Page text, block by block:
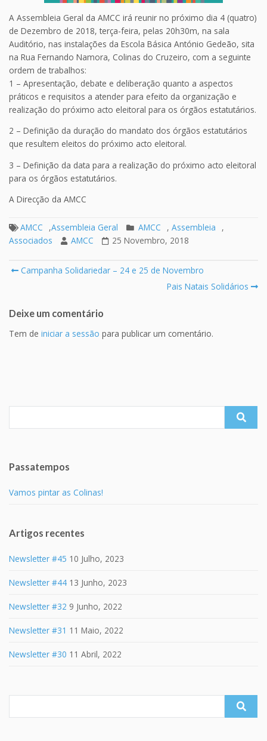
A Assembleia Geral da AMCC irá reunir no próximo dia 4 (quatro)
de Dezembro de 2018, terça-feira, pelas 20h30m, na sala
Auditório, nas instalações da Escola Básica António Gedeão, sita
na Rua Fernando Namora, Colinas do Cruzeiro, com a seguinte
ordem de trabalhos:
1 – Apresentação, debate e deliberação quanto a aspectos
práticos e requisitos a atender para efeito da organização e
realização do próximo acto eleitoral para os órgãos estatutários.
2 – Definição da duração do mandato dos órgãos estatutários
que resultem eleitos do próximo acto eleitoral.
3 – Definição da data para a realização do próximo acto eleitoral
para os órgãos estatutários.
A Direcção da AMCC
AMCC ,Assembleia Geral AMCC , Assembleia
,
Associados
AMCC 25 Novembro, 2018
Post
navigation
Campanha Solidariedar – 24 e 25 de Novembro
Pais Natais Solidários
Deixe um comentário
Tem de iniciar a sessão para publicar um comentário.
Passatempos
Vamos pintar as Colinas!
Artigos recentes
Newsletter #45 10 Julho, 2023
Newsletter #44 13 Junho, 2023
Newsletter #32 9 Junho, 2022
Newsletter #31 11 Maio, 2022
Newsletter #30 11 Abril, 2022